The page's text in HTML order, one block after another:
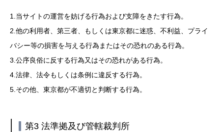
1.当サイトの運営を妨げる行為および支障をきたす行為。
2.他の利用者、第三者、もしくは東京都に迷惑、不利益、プライ
バシー等の損害を与える行為またはその恐れのある行為。
3.公序良俗に反する行為又はその恐れがある行為。
4.法律、法令もしくは条例に違反する行為。
5.その他、東京都が不適切と判断する行為。
第3 法準拠及び管轄裁判所